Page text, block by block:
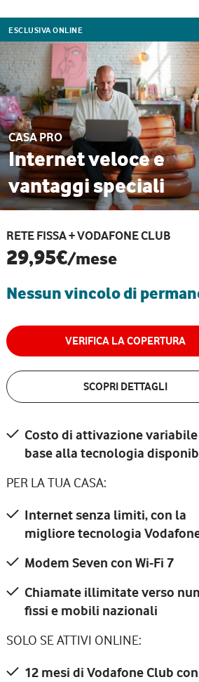
ESCLUSIVA ONLINE
CASA PRO
Internet veloce e
vantaggi speciali
RETE FISSA + VODAFONE CLUB
29,95€/mese
Nessun vincolo di
VERIFICA LA COPERTURA
SCOPRI DETTAGLI
Costo di attivazione
base alla tecnologia
PER LA TUA CASA:
Internet senza limiti, con la
migliore tecnologia
Modem Seven con Wi-Fi 7
Chiamate illimitate verso
fissi e mobili nazionali
SOLO SE ATTIVI ONLINE:
12 mesi di Vodafone Club con